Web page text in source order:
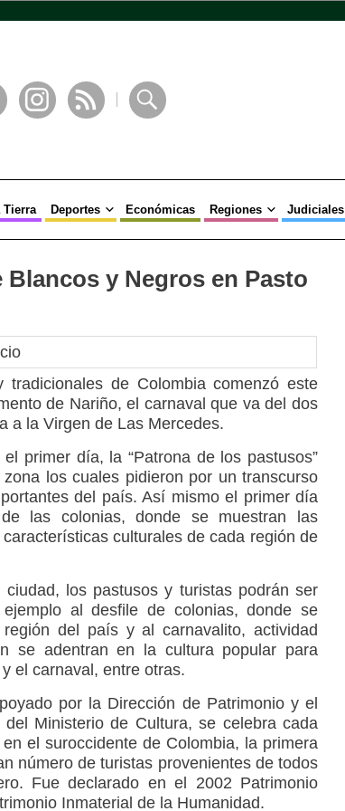
Tierra Deportes Económicas Regiones Judiciales
Blancos y Negros en Pasto
de Colombia comenzó este
de Nariño, el carnaval que va del dos
a la Virgen de Las Mercedes.
primer día, la “Patrona de los pastusos”
los cuales pidieron por un transcurso
del país. Así mismo el primer día
las colonias, donde se muestran las
culturales de cada región de
los pastusos y turistas podrán ser
al desfile de colonias, donde se
del país y al carnavalito, actividad
se adentran en la cultura popular para
el carnaval, entre otras.
por la Dirección de Patrimonio y el
Ministerio de Cultura, se celebra cada
el suroccidente de Colombia, la primera
número de turistas provenientes de todos
Fue declarado en el 2002 Patrimonio
Inmaterial de la Humanidad.